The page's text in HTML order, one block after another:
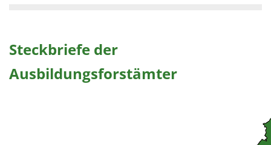
Steckbriefe der
Ausbildungsforstämter